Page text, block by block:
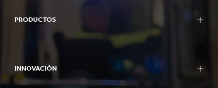
PRODUCTOS
INNOVACIÓN